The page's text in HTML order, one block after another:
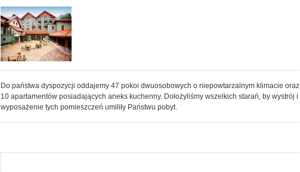
Do państwa dyspozycji oddajemy 47 pokoi dwuosobowych o niepowtarzalnym klimacie oraz
10 apartamentów posiadających aneks kuchenny. Dołożyliśmy wszelkich starań, by wystrój i
wyposażenie tych pomieszczeń umiliły Państwu pobyt.